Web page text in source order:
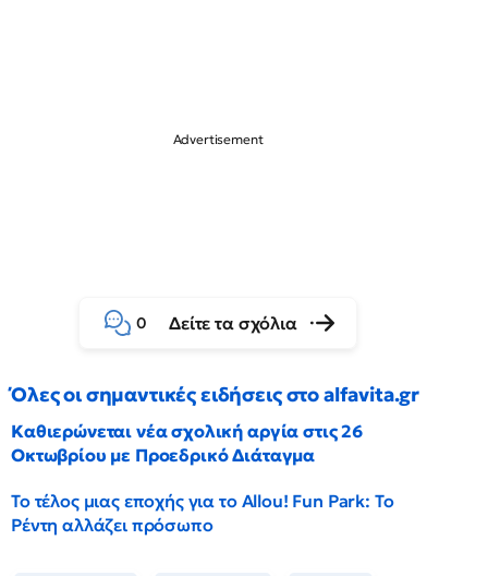
0 Δείτε τα σχόλια
Όλες οι σημαντικές ειδήσεις στο alfavita.gr
Καθιερώνεται νέα σχολική αργία στις 26
Οκτωβρίου με Προεδρικό Διάταγμα
Το τέλος μιας εποχής για το Allou! Fun Park: Το
Ρέντη αλλάζει πρόσωπο